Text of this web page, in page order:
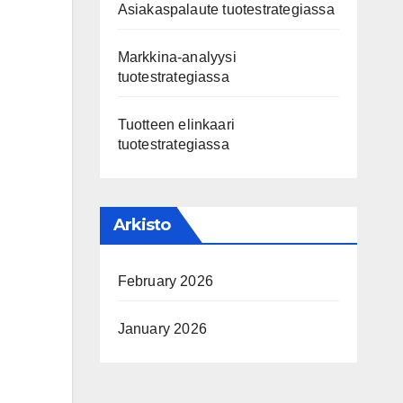
Asiakaspalaute tuotestrategiassa
Markkina-analyysi
tuotestrategiassa
Tuotteen elinkaari
tuotestrategiassa
Arkisto
February 2026
January 2026